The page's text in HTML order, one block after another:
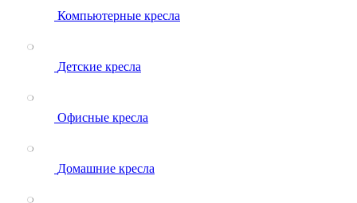
Компьютерные кресла
Детские кресла
Офисные кресла
Домашние кресла